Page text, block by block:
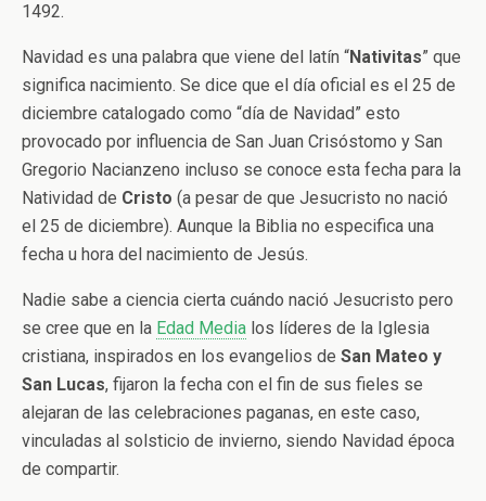
1492.
Navidad es una palabra que viene del latín “Nativitas” que
significa nacimiento. Se dice que el día oficial es el 25 de
diciembre catalogado como “día de Navidad” esto
provocado por influencia de San Juan Crisóstomo y San
Gregorio Nacianzeno incluso se conoce esta fecha para la
Natividad de Cristo (a pesar de que Jesucristo no nació
el 25 de diciembre). Aunque la Biblia no especifica una
fecha u hora del nacimiento de Jesús.
Nadie sabe a ciencia cierta cuándo nació Jesucristo pero
se cree que en la Edad Media los líderes de la Iglesia
cristiana, inspirados en los evangelios de San Mateo y
San Lucas, fijaron la fecha con el fin de sus fieles se
alejaran de las celebraciones paganas, en este caso,
vinculadas al solsticio de invierno, siendo Navidad época
de compartir.